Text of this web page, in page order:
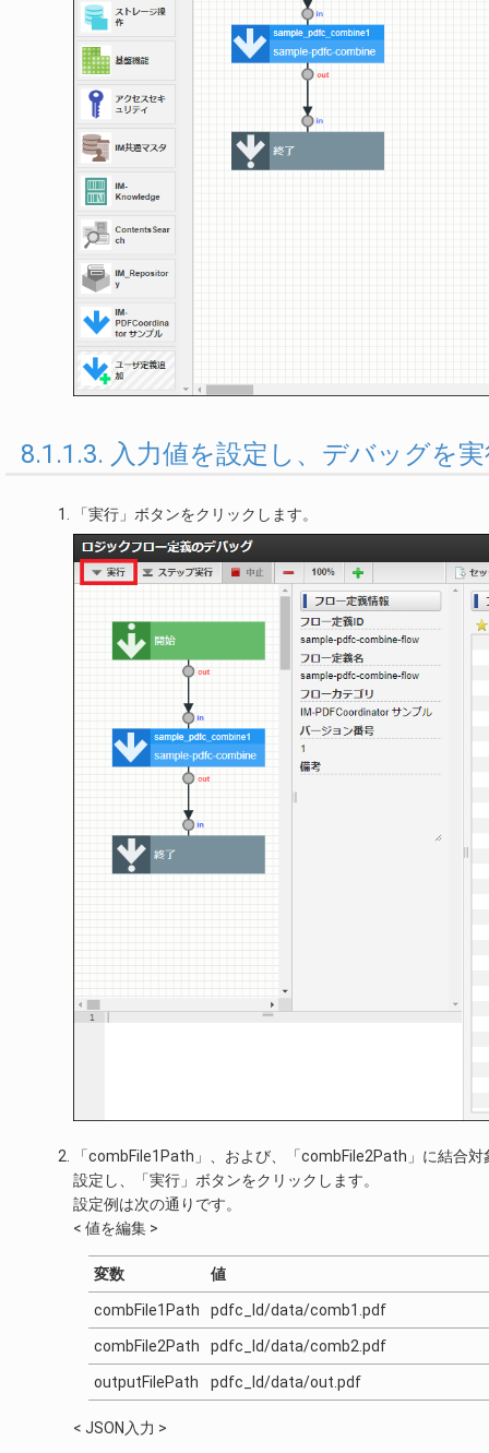
8.1.1.3. 入力値を設定し、デバッグを
「実行」ボタンをクリックします。
「combFile1Path」、および、「combFile2Path」に結合
設定し、「実行」ボタンをクリックします。
設定例は次の通りです。
< 値を編集 >
変数 値
combFile1Path pdfc_ld/data/comb1.pdf
combFile2Path pdfc_ld/data/comb2.pdf
outputFilePath pdfc_ld/data/out.pdf
< JSON入力 >